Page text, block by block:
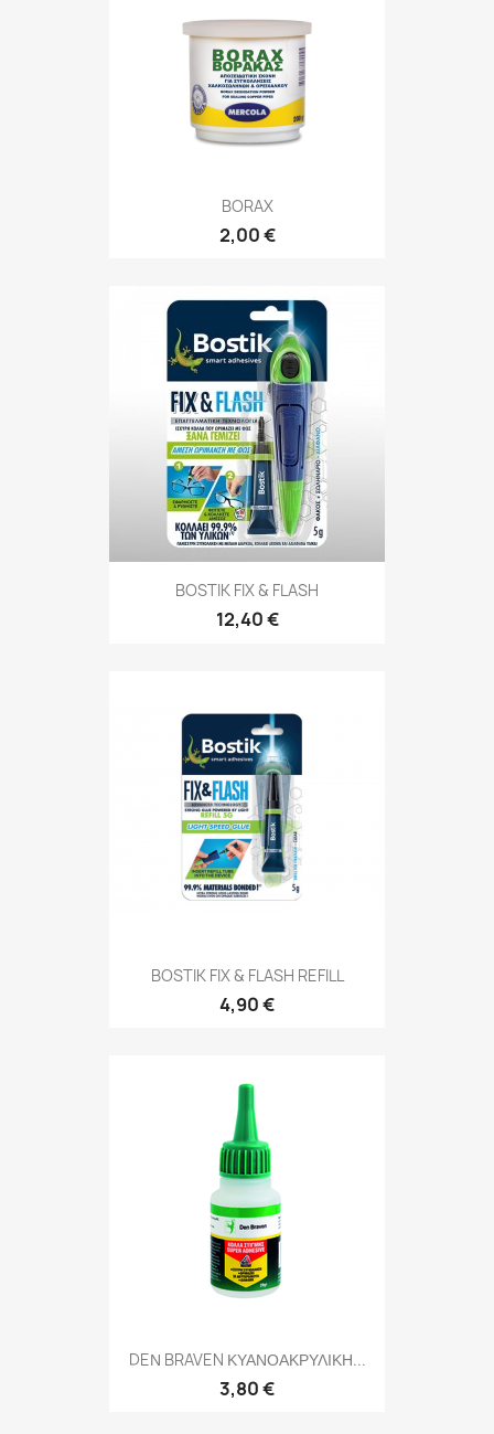
BORAX
2,00 €
BOSTIK FIX & FLASH
12,40 €
BOSTIK FIX & FLASH REFILL
4,90 €
DEΝ BRAVEN ΚΥΑΝΟΑΚΡΥΛΙΚΗ...
3,80 €